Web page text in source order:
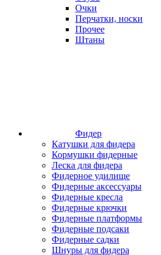
Очки
Перчатки, носки
Прочее
Штаны
Фидер
Катушки для фидера
Кормушки фидерные
Леска для фидера
Фидерное удилище
Фидерные аксессуары
Фидерные кресла
Фидерные крючки
Фидерные платформы
Фидерные подсаки
Фидерные садки
Шнуры для фидера